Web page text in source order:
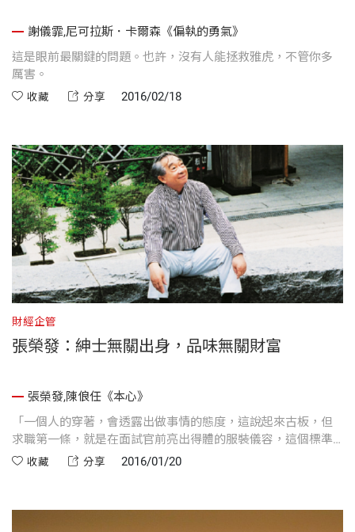
謝儀霏,尼可拉斯．卡爾森《偏執的勇氣》
這是眼前最關鍵的問題。也許，沒有人能拯救雅虎，不管你多
厲害。
收藏 分享 2016/02/18
財經企管
張榮發：紳士無關出身，品味無關財富
張榮發,陳俍任《本心》
「一個人的穿著，會透露出做事情的態度，這說起來古板，但
求職第一條，就是在面試官前亮出得體的服裝儀容，這個標準
走到哪都一樣。人若能把外表與環境打點得神清氣爽，處理事
收藏 分享 2016/01/20